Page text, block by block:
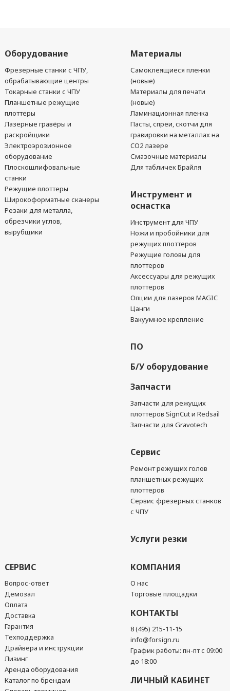
Оборудование
Фрезерные станки с ЧПУ,
обрабатывающие центры
Токарные станки с ЧПУ
Планшетные режущие
плоттеры
Лазерные гравёры и
раскройщики
Электроэрозионное
оборудование
Плоскошлифовальные
станки
Режущие плоттеры
Широкоформатные сканеры
Резаки для металла,
обрезчики углов,
вырубщики
Материалы
Самоклеящиеся пленки
(новые)
Материалы для печати
(новые)
Ламинационная пленка
Пасты, спреи, скотчи для
гравировки на металлах на
CO2 лазере
Смазочные материалы
Для табличек Брайля
Инструмент и
оснастка
Инструмент для ЧПУ
Ножи и пробойники для
режущих плоттеров
Режущие головы для
плоттеров
Аксессуары для режущих
плоттеров
Опции для лазеров MAGIC
Цанги
Вакуумное крепление
ПО
Б/У оборудование
Запчасти
Запчасти для режущих
плоттеров SignCut и Redsail
Запчасти для Gravotech
Сервис
Ремонт режущих голов
планшетных режущих
плоттеров
Сервис фрезерных станков
с ЧПУ
Услуги резки
СЕРВИС
Вопрос-ответ
Демозал
Оплата
Доставка
Гарантия
Техподдержка
Драйвера и инструкции
Лизинг
Аренда оборудования
Каталог по брендам
КОМПАНИЯ
О нас
Торговые площадки
КОНТАКТЫ
8 (495) 215-11-15
info@forsign.ru
График работы: пн-пт с 09:00
до 18:00
ЛИЧНЫЙ КАБИНЕТ